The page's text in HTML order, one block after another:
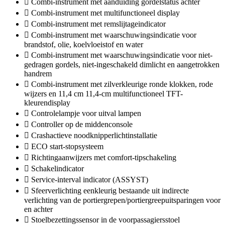
Combi-instrument met aanduiding gordelstatus achter
Combi-instrument met multifunctioneel display
Combi-instrument met remslijtageindicator
Combi-instrument met waarschuwingsindicatie voor
brandstof, olie, koelvloeistof en water
Combi-instrument met waarschuwingsindicatie voor niet-
gedragen gordels, niet-ingeschakeld dimlicht en aangetrokken
handrem
Combi-instrument met zilverkleurige ronde klokken, rode
wijzers en 11,4 cm 11,4-cm multifunctioneel TFT-
kleurendisplay
Controlelampje voor uitval lampen
Controller op de middenconsole
Crashactieve noodknipperlichtinstallatie
ECO start-stopsysteem
Richtingaanwijzers met comfort-tipschakeling
Schakelindicator
Service-interval indicator (ASSYST)
Sfeerverlichting eenkleurig bestaande uit indirecte
verlichting van de portiergrepen/portiergreepuitsparingen voor
en achter
Stoelbezettingssensor in de voorpassagiersstoel